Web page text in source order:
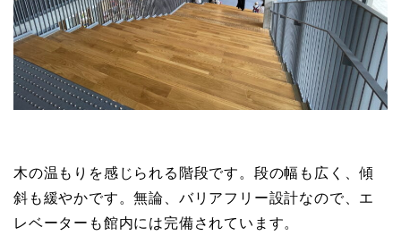
木の温もりを感じられる階段です。段の幅も広く、傾
斜も緩やかです。無論、バリアフリー設計なので、エ
レベーターも館内には完備されています。